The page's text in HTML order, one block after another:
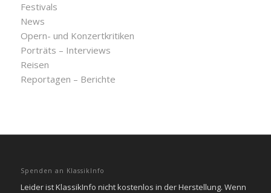
Festivals
News
Opern- und Konzertkritiken
Porträts – Interviews
Reisen
Reportagen – Berichte
Spenden an KlassikInfo
Leider ist KlassikInfo nicht kostenlos in der Herstellung. Wenn